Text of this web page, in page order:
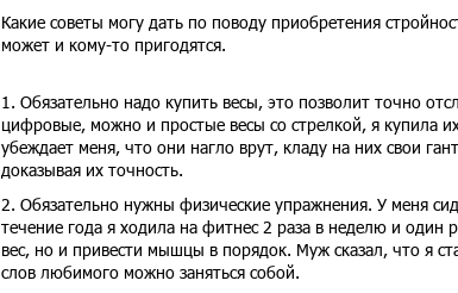
Какие советы могу дать по поводу приобретения
может и кому-то пригодятся.
1. Обязательно надо купить весы, это позволит точно
цифровые, можно и простые весы со стрелкой, я купила
убеждает меня, что они нагло врут, кладу на них свои
доказывая их точность.
2. Обязательно нужны физические упражнения. У меня
течение года я ходила на фитнес 2 раза в неделю и один
вес, но и привести мышцы в порядок. Муж сказал, что я
слов любимого можно заняться собой.